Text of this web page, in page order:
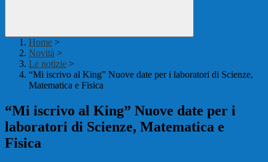
Home >
Novità >
Le notizie >
“Mi iscrivo al King” Nuove date per i laboratori di Scienze,
Matematica e Fisica
“Mi iscrivo al King” Nuove date per i
laboratori di Scienze, Matematica e
Fisica